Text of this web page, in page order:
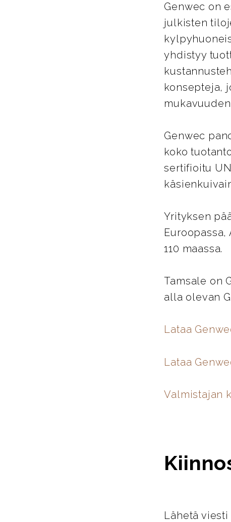
Genwec on
julkisten
yhdistyy
konsepteja,
Genwec
koko
sertifioitu
Yrityksen
110 maassa.
Tamsale on
alla olevan
Lataa
Lataa
Valmistajan
Lähetä